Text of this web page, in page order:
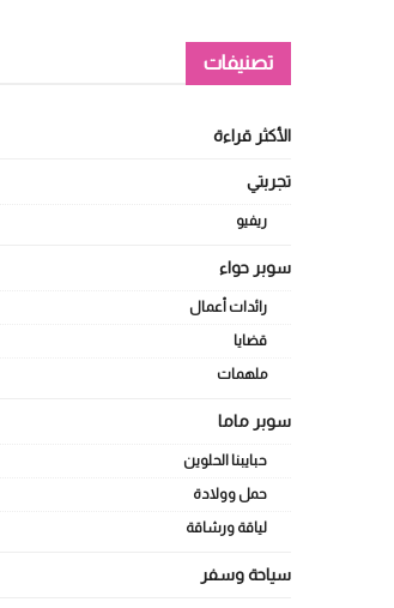
تصنيفات
الأكثر قراءة
تجربتي
ريفيو
سوبر حواء
رائدات أعمال
قضايا
ملهمات
سوبر ماما
حبايبنا الحلوين
حمل وولادة
لياقة ورشاقة
سياحة وسفر